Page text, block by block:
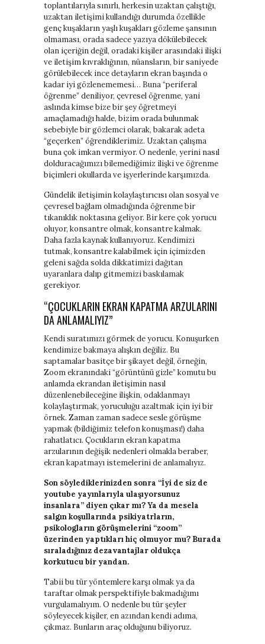
toplantılarıyla sınırlı, herkesin uzaktan çalıştığı,
uzaktan iletişimi kullandığı durumda özellikle
genç kuşakların yaşlı kuşakları gözleme şansının
olmaması, orada sadece yazıya dökülebilecek
olan içeriğin değil, oradaki kişiler arasındaki ilişki
ve iletişim kıvraklığının, nüansların, bir saniyede
görülebilecek ince detayların ekran başında o
kadar iyi gözlenememesi… Buna “periferal
öğrenme” deniliyor, çevresel öğrenme, yani
aslında kimse bize bir şey öğretmeyi
amaçlamadığı halde, bizim orada bulunmak
sebebiyle bir gözlemci olarak, bakarak adeta
“geçerken” öğrendiklerimiz. Uzaktan çalışma
buna çok imkan vermiyor. O nedenle, yerini nasıl
dolduracağımızı bilemediğimiz ilişki ve öğrenme
biçimleri okullarda ve işyerlerinde karşımızda.
Gündelik iletişimin kolaylaştırıcısı olan sosyal ve
çevresel bağlam olmadığında öğrenme bir
tıkanıklık noktasına geliyor. Bir kere çok yorucu
oluyor, konsantre olmak, konsantre kalmak.
Daha fazla kaynak kullanıyoruz. Kendimizi
tutmak, konsantre kalabilmek için içimizden
geleni sağda solda dikkatimizi dağıtan
uyaranlara dalıp gitmemizi baskılamak
gerekiyor.
“ÇOCUKLARIN EKRAN KAPATMA ARZULARINI
DA ANLAMALIYIZ”
Kendi suratımızı görmek de yorucu. Konuşurken
kendimize bakmaya alışkın değiliz. Bu
saptamalar basitçe bir şikayet değil, örneğin,
Zoom ekranındaki “görüntünü gizle” komutu bu
anlamda ekrandan iletişimin nasıl
düzenlenebileceğine ilişkin, odaklanmayı
kolaylaştırmak, yoruculuğu azaltmak için iyi bir
örnek. Zaman zaman sadece sesle görüşme
yapmak (bildiğimiz telefon konuşması!) daha
rahatlatıcı. Çocukların ekran kapatma
arzularının değişik nedenleri olmakla beraber,
ekran kapatmayı istemelerini de anlamalıyız.
Son söylediklerinizden sonra “İyi de siz de
youtube yayınlarıyla ulaşıyorsunuz
insanlara” diyen çıkar mı? Ya da mesela
salgın koşullarında psikiyatrların,
psikologların görüşmelerini “zoom”
üzerinden yaptıkları hiç olmuyor mu? Burada
sıraladığınız dezavantajlar oldukça
korkutucu bir yandan.
Tabii bu tür yöntemlere karşı olmak ya da
taraftar olmak perspektifiyle bakmadığımı
vurgulamalıyım. O nedenle bu tür şeyler
söyleyecek kişiler, en azından kendi adıma,
çıkmaz. Bunların araç olduğunu biliyoruz.